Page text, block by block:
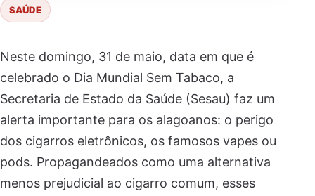
SAÚDE
Neste domingo, 31 de maio, data em que é
celebrado o Dia Mundial Sem Tabaco, a
Secretaria de Estado da Saúde (Sesau) faz um
alerta importante para os alagoanos: o perigo
dos cigarros eletrônicos, os famosos vapes ou
pods. Propagandeados como uma alternativa
menos prejudicial ao cigarro comum, esses